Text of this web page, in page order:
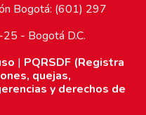
Bogotá: (601) 297
- Bogotá D.C.
| PQRSDF (Registra
quejas,
y derechos de